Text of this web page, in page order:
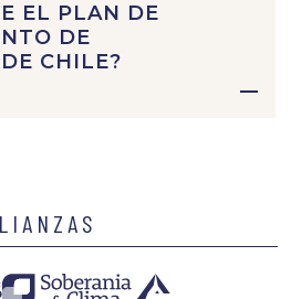
EL PLAN DE
DE
CHILE?